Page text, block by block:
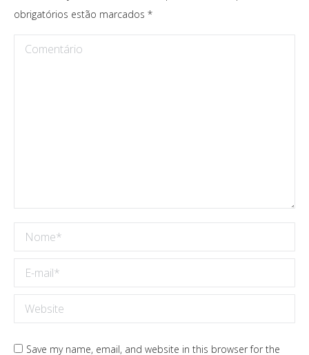
obrigatórios estão marcados *
Comentário
Nome *
E-mail *
Website
Save my name, email, and website in this browser for the